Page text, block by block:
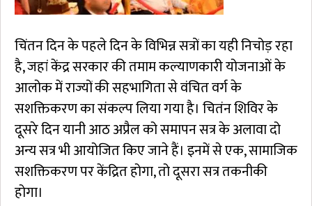
चिंतन दिन के पहले दिन के विभिन्न सत्रों का यही निचोड़ रहा
है, जहां केंद्र सरकार की तमाम कल्याणकारी योजनाओं के
आलोक में राज्यों की सहभागिता से वंचित वर्ग के
सशक्तिकरण का संकल्प लिया गया है। चितंन शिविर के
दूसरे दिन यानी आठ अप्रैल को समापन सत्र के अलावा दो
अन्य सत्र भी आयोजित किए जाने हैं। इनमें से एक, सामाजिक
सशक्तिकरण पर केंद्रित होगा, तो दूसरा सत्र तकनीकी
होगा।